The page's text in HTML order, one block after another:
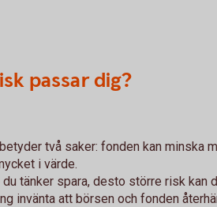
passar dig?
två saker: fonden kan minska
i värde.
tänker spara, desto större risk kan
invänta att börsen och fonden